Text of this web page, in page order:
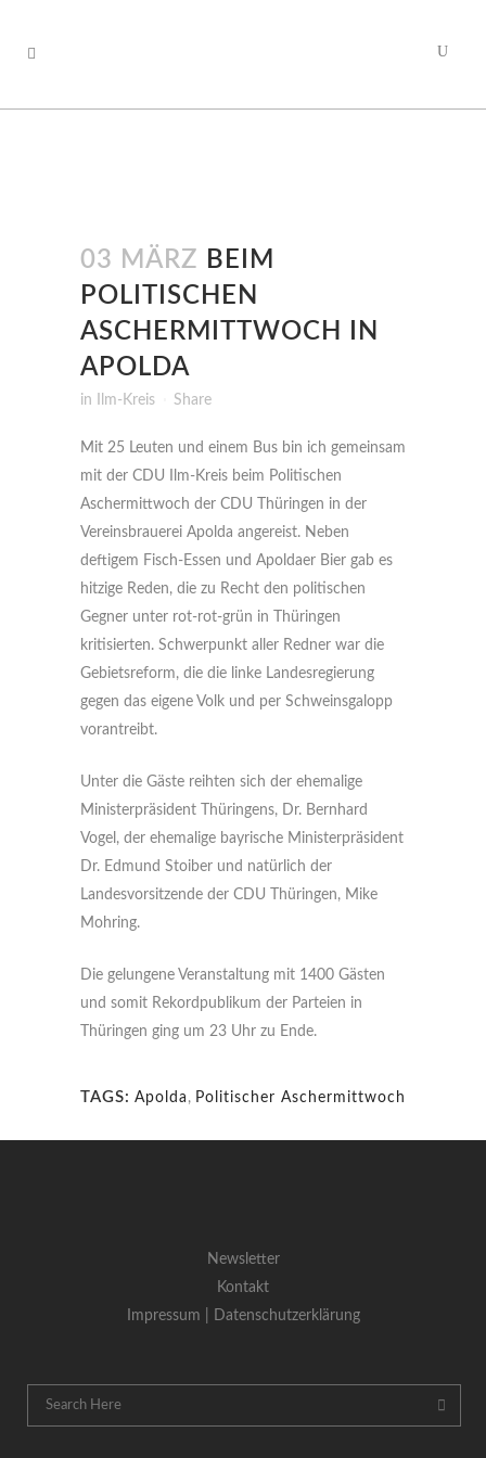
03 MÄRZ BEIM
POLITISCHEN
ASCHERMITTWOCH IN
APOLDA
in Ilm-Kreis Share
Mit 25 Leuten und einem Bus bin ich gemeinsam
mit der CDU Ilm-Kreis beim Politischen
Aschermittwoch der CDU Thüringen in der
Vereinsbrauerei Apolda angereist. Neben
deftigem Fisch-Essen und Apoldaer Bier gab es
hitzige Reden, die zu Recht den politischen
Gegner unter rot-rot-grün in Thüringen
kritisierten. Schwerpunkt aller Redner war die
Gebietsreform, die die linke Landesregierung
gegen das eigene Volk und per Schweinsgalopp
vorantreibt.
Unter die Gäste reihten sich der ehemalige
Ministerpräsident Thüringens, Dr. Bernhard
Vogel, der ehemalige bayrische Ministerpräsident
Dr. Edmund Stoiber und natürlich der
Landesvorsitzende der CDU Thüringen, Mike
Mohring.
Die gelungene Veranstaltung mit 1400 Gästen
und somit Rekordpublikum der Parteien in
Thüringen ging um 23 Uhr zu Ende.
TAGS: Apolda , Politischer Aschermittwoch
Newsletter
Kontakt
Impressum |
Datenschutzerklärung